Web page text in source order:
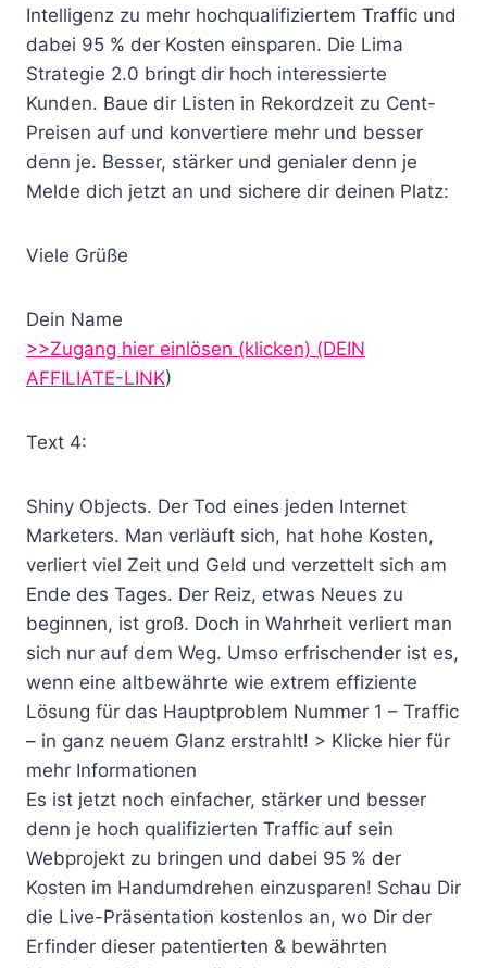
Intelligenz zu mehr hochqualifiziertem Traffic und
dabei 95 % der Kosten einsparen. Die Lima
Strategie 2.0 bringt dir hoch interessierte
Kunden. Baue dir Listen in Rekordzeit zu Cent-
Preisen auf und konvertiere mehr und besser
denn je. Besser, stärker und genialer denn je
Melde dich jetzt an und sichere dir deinen Platz:
Viele Grüße
Dein Name
>>Zugang hier einlösen (klicken) (DEIN
AFFILIATE-LINK)
Text 4:
Shiny Objects. Der Tod eines jeden Internet
Marketers. Man verläuft sich, hat hohe Kosten,
verliert viel Zeit und Geld und verzettelt sich am
Ende des Tages. Der Reiz, etwas Neues zu
beginnen, ist groß. Doch in Wahrheit verliert man
sich nur auf dem Weg. Umso erfrischender ist es,
wenn eine altbewährte wie extrem effiziente
Lösung für das Hauptproblem Nummer 1 – Traffic
– in ganz neuem Glanz erstrahlt! > Klicke hier für
mehr Informationen
Es ist jetzt noch einfacher, stärker und besser
denn je hoch qualifizierten Traffic auf sein
Webprojekt zu bringen und dabei 95 % der
Kosten im Handumdrehen einzusparen! Schau Dir
die Live-Präsentation kostenlos an, wo Dir der
Erfinder dieser patentierten & bewährten